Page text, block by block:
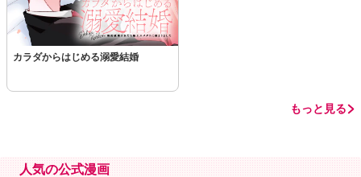
カラダからはじめる溺愛結婚
もっと見る
人気の公式漫画